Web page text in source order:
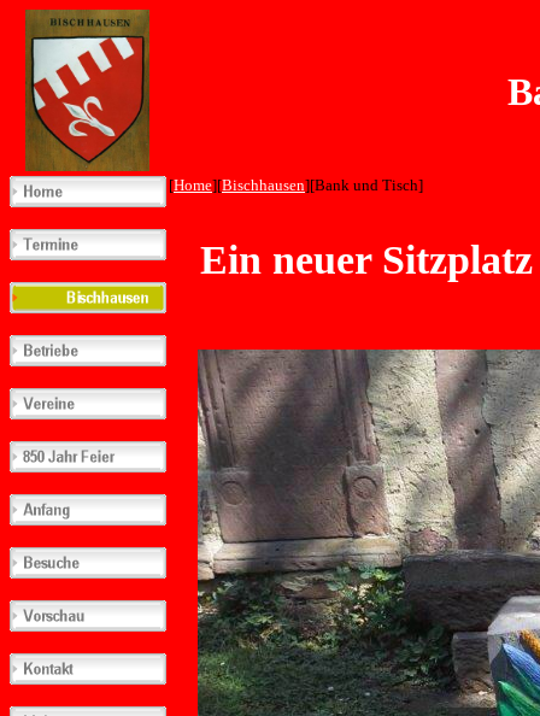
[Home][Bischhausen][Bank und Tisch]
Ein neuer